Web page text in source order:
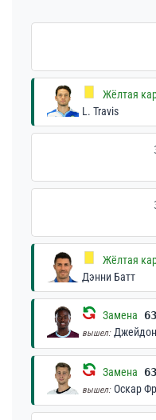
Жёлтая
L. Travis
Жёлтая
Дэнни Батт
Замена
вышел:
Замена
вышел: Оскар